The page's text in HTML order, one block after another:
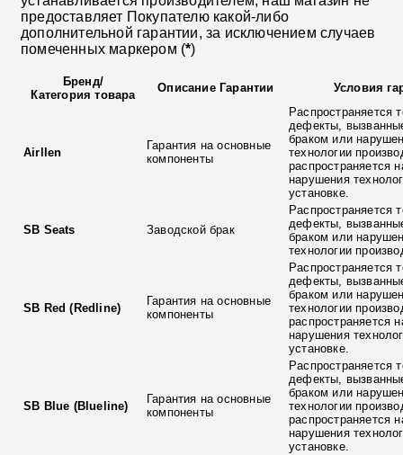
предоставляет Покупателю какой-либо
дополнительной гарантии, за исключением случаев
помеченных маркером (*)
Бренд/
Категория товара
Описание Гарантии Условия
Airllen
Гарантия на основные
компоненты
Распространяется
дефекты,
браком или
технологии
распространяется
нарушения
установке.
SB Seats Заводской брак
Распространяется
дефекты,
браком или
технологии
SB Red (Redline)
Гарантия на основные
компоненты
Распространяется
дефекты,
браком или
технологии
распространяется
нарушения
установке.
SB Blue (Blueline)
Гарантия на основные
компоненты
Распространяется
дефекты,
браком или
технологии
распространяется
нарушения
установке.